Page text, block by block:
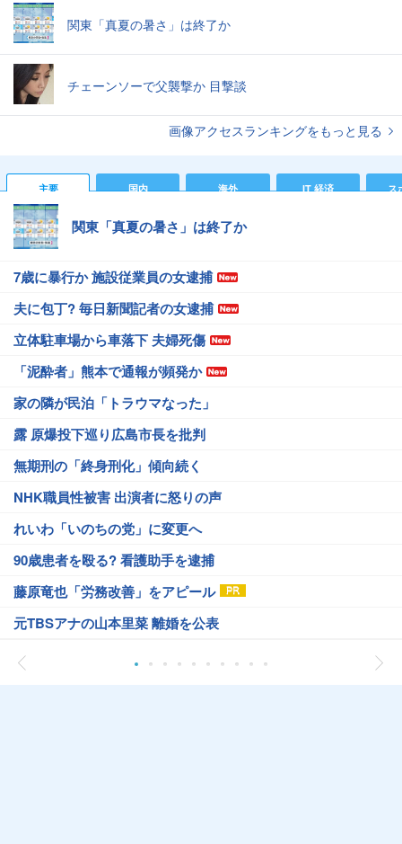
関東「真夏の暑さ」は終了か
チェーンソーで父襲撃か 目撃談
画像アクセスランキングをもっと見る
主要 国内 海外 IT 経済 ス
関東「真夏の暑さ」は終了か
7歳に暴行か 施設従業員の女逮捕
夫に包丁? 毎日新聞記者の女逮捕
立体駐車場から車落下 夫婦死傷
「泥酔者」熊本で通報が頻発か
家の隣が民泊「トラウマなった」
露 原爆投下巡り広島市長を批判
無期刑の「終身刑化」傾向続く
NHK職員性被害 出演者に怒りの声
れいわ「いのちの党」に変更へ
90歳患者を殴る? 看護助手を逮捕
藤原竜也「労務改善」をアピール
元TBSアナの山本里菜 離婚を公表